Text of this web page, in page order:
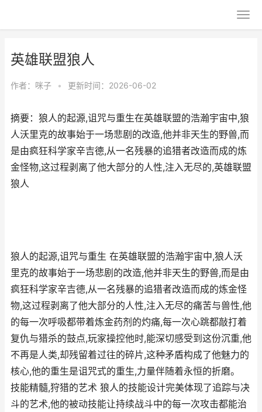
英雄联盟狼人
作者： 咪子 • 更新时间：2026-06-02
摘要：狼人的起源,诅咒与重生在英雄联盟的浩瀚宇宙中,狼
人沃里克的故事始于一场悲剧的改造,他并非天生的野兽,而
是由疯狂科学家辛吉德,从一名残暴的追猎者改造而成的炼
金怪物,这过程剥离了他大部分的人性,注入无尽的,英雄联盟
狼人
狼人的起源,诅咒与重生 在英雄联盟的浩瀚宇宙中,狼人沃
里克的故事始于一场悲剧的改造,他并非天生的野兽,而是由
疯狂科学家辛吉德,从一名残暴的追猎者改造而成的炼金怪
物,这过程剥离了他大部分的人性,注入无尽的痛苦与兽性,他
的每一次呼吸都带着炼金药剂的灼痛,每一次心跳都敲打着
复仇与猎杀的鼓点,玩家操控他时,能深切感受到这份沉重,他
不再是人类,却残留着过往的碎片,这种矛盾构成了他魅力的
核心,他的重生是诅咒式的重生,力量伴随着永恒的折磨。
技能精髓,狩猎的艺术 狼人的技能设计完美体现了追踪与决
斗的艺术,他的被动技能让持续战斗中的每一次攻击都能治